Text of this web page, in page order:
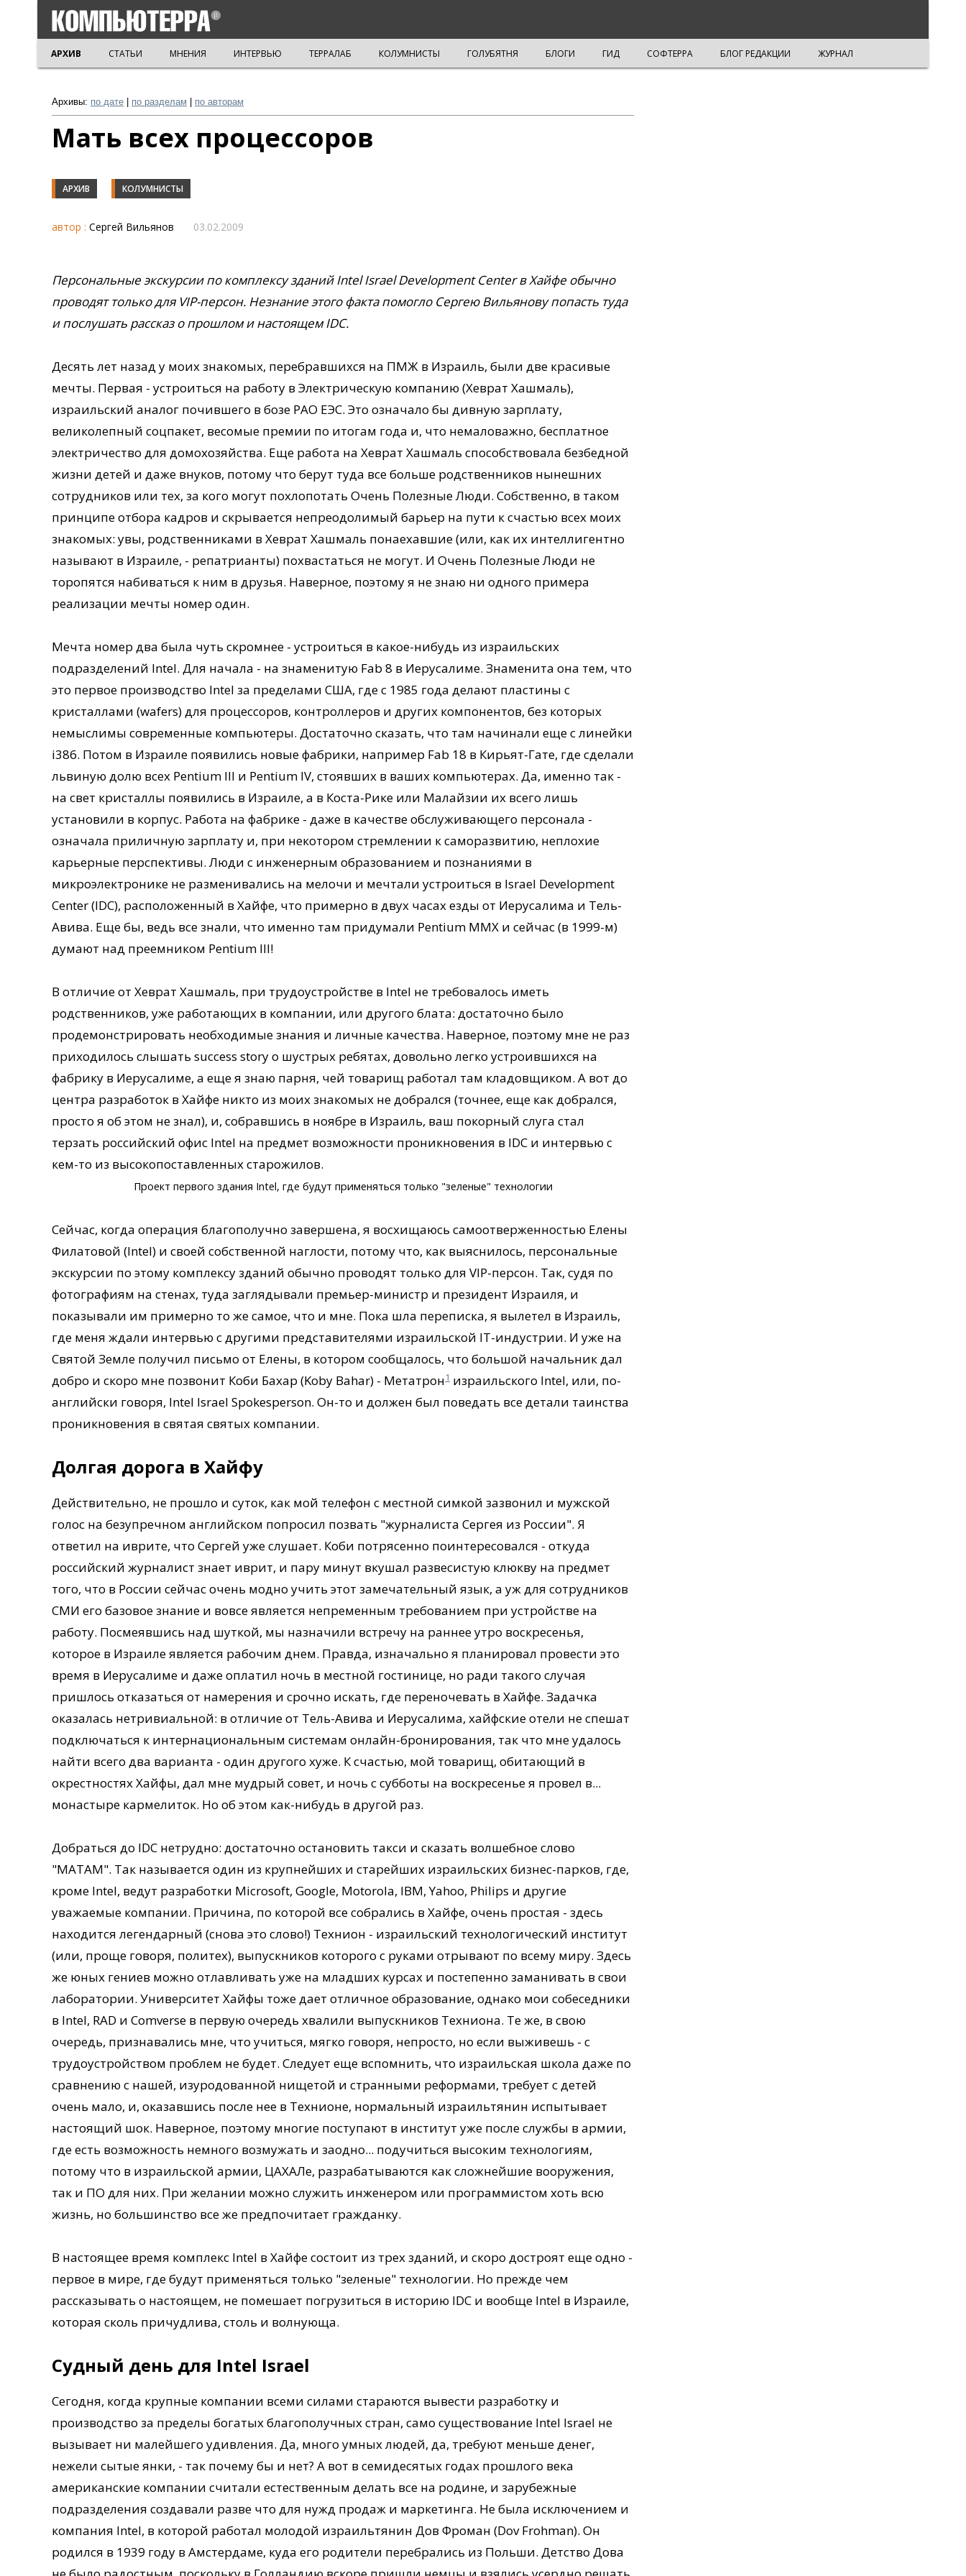
АРХИВ СТАТЬИ МНЕНИЯ ИНТЕРВЬЮ ТЕРРАЛАБ КОЛУМНИСТЫ ГОЛУБЯТНЯ БЛОГИ ГИД СОФТЕРРА БЛОГ РЕДАКЦИИ ЖУРНАЛ
Архивы: по дате по разделам по авторам
Мать всех процессоров
АРХИВ КОЛУМНИСТЫ
автор : Сергей Вильянов 03.02.2009
Персональные экскурсии по комплексу зданий Intel Israel Development Center в Хайфе обычно
проводят только для VIP-персон. Незнание этого факта помогло Сергею Вильянову попасть туда
и послушать рассказ о прошлом и настоящем IDC.
Десять лет назад у моих знакомых, перебравшихся на ПМЖ в Израиль, были две красивые
мечты. Первая - устроиться на работу в Электрическую компанию (Хеврат Хашмаль),
израильский аналог почившего в бозе РАО ЕЭС. Это означало бы дивную зарплату,
великолепный соцпакет, весомые премии по итогам года и, что немаловажно, бесплатное
электричество для домохозяйства. Еще работа на Хеврат Хашмаль способствовала безбедной
жизни детей и даже внуков, потому что берут туда все больше родственников нынешних
сотрудников или тех, за кого могут похлопотать Очень Полезные Люди. Собственно, в таком
принципе отбора кадров и скрывается непреодолимый барьер на пути к счастью всех моих
знакомых: увы, родственниками в Хеврат Хашмаль понаехавшие (или, как их интеллигентно
называют в Израиле, - репатрианты) похвастаться не могут. И Очень Полезные Люди не
торопятся набиваться к ним в друзья. Наверное, поэтому я не знаю ни одного примера
реализации мечты номер один.
Мечта номер два была чуть скромнее - устроиться в какое-нибудь из израильских
подразделений Intel. Для начала - на знаменитую Fab 8 в Иерусалиме. Знаменита она тем, что
это первое производство Intel за пределами США, где с 1985 года делают пластины с
кристаллами (wafers) для процессоров, контроллеров и других компонентов, без которых
немыслимы современные компьютеры. Достаточно сказать, что там начинали еще с линейки
i386. Потом в Израиле появились новые фабрики, например Fab 18 в Кирьят-Гате, где сделали
львиную долю всех Pentium III и Pentium IV, стоявших в ваших компьютерах. Да, именно так -
на свет кристаллы появились в Израиле, а в Коста-Рике или Малайзии их всего лишь
установили в корпус. Работа на фабрике - даже в качестве обслуживающего персонала -
означала приличную зарплату и, при некотором стремлении к саморазвитию, неплохие
карьерные перспективы. Люди с инженерным образованием и познаниями в
микроэлектронике не разменивались на мелочи и мечтали устроиться в Israel Development
Center (IDC), расположенный в Хайфе, что примерно в двух часах езды от Иерусалима и Тель-
Авива. Еще бы, ведь все знали, что именно там придумали Pentium MMX и сейчас (в 1999-м)
думают над преемником Pentium III!
В отличие от Хеврат Хашмаль, при трудоустройстве в Intel не требовалось иметь
родственников, уже работающих в компании, или другого блата: достаточно было
продемонстрировать необходимые знания и личные качества. Наверное, поэтому мне не раз
приходилось слышать success story о шустрых ребятах, довольно легко устроившихся на
фабрику в Иерусалиме, а еще я знаю парня, чей товарищ работал там кладовщиком. А вот до
центра разработок в Хайфе никто из моих знакомых не добрался (точнее, еще как добрался,
просто я об этом не знал), и, собравшись в ноябре в Израиль, ваш покорный слуга стал
терзать российский офис Intel на предмет возможности проникновения в IDC и интервью с
кем-то из высокопоставленных старожилов.
Проект первого здания Intel, где будут применяться только "зеленые" технологии
Сейчас, когда операция благополучно завершена, я восхищаюсь самоотверженностью Елены
Филатовой (Intel) и своей собственной наглости, потому что, как выяснилось, персональные
экскурсии по этому комплексу зданий обычно проводят только для VIP-персон. Так, судя по
фотографиям на стенах, туда заглядывали премьер-министр и президент Израиля, и
показывали им примерно то же самое, что и мне. Пока шла переписка, я вылетел в Израиль,
где меня ждали интервью с другими представителями израильской IT-индустрии. И уже на
Святой Земле получил письмо от Елены, в котором сообщалось, что большой начальник дал
добро и скоро мне позвонит Коби Бахар (Koby Bahar) - Метатрон1 израильского Intel, или, по-
английски говоря, Intel Israel Spokesperson. Он-то и должен был поведать все детали таинства
проникновения в святая святых компании.
Долгая дорога в Хайфу
Действительно, не прошло и суток, как мой телефон с местной симкой зазвонил и мужской
голос на безупречном английском попросил позвать "журналиста Сергея из России". Я
ответил на иврите, что Сергей уже слушает. Коби потрясенно поинтересовался - откуда
российский журналист знает иврит, и пару минут вкушал развесистую клюкву на предмет
того, что в России сейчас очень модно учить этот замечательный язык, а уж для сотрудников
СМИ его базовое знание и вовсе является непременным требованием при устройстве на
работу. Посмеявшись над шуткой, мы назначили встречу на раннее утро воскресенья,
которое в Израиле является рабочим днем. Правда, изначально я планировал провести это
время в Иерусалиме и даже оплатил ночь в местной гостинице, но ради такого случая
пришлось отказаться от намерения и срочно искать, где переночевать в Хайфе. Задачка
оказалась нетривиальной: в отличие от Тель-Авива и Иерусалима, хайфские отели не спешат
подключаться к интернациональным системам онлайн-бронирования, так что мне удалось
найти всего два варианта - один другого хуже. К счастью, мой товарищ, обитающий в
окрестностях Хайфы, дал мне мудрый совет, и ночь с субботы на воскресенье я провел в...
монастыре кармелиток. Но об этом как-нибудь в другой раз.
Добраться до IDC нетрудно: достаточно остановить такси и сказать волшебное слово
"МАТАМ". Так называется один из крупнейших и старейших израильских бизнес-парков, где,
кроме Intel, ведут разработки Microsoft, Google, Motorola, IBM, Yahoo, Philips и другие
уважаемые компании. Причина, по которой все собрались в Хайфе, очень простая - здесь
находится легендарный (снова это слово!) Технион - израильский технологический институт
(или, проще говоря, политех), выпускников которого с руками отрывают по всему миру. Здесь
же юных гениев можно отлавливать уже на младших курсах и постепенно заманивать в свои
лаборатории. Университет Хайфы тоже дает отличное образование, однако мои собеседники
в Intel, RAD и Comverse в первую очередь хвалили выпускников Техниона. Те же, в свою
очередь, признавались мне, что учиться, мягко говоря, непросто, но если выживешь - с
трудоустройством проблем не будет. Следует еще вспомнить, что израильская школа даже по
сравнению с нашей, изуродованной нищетой и странными реформами, требует с детей
очень мало, и, оказавшись после нее в Технионе, нормальный израильтянин испытывает
настоящий шок. Наверное, поэтому многие поступают в институт уже после службы в армии,
где есть возможность немного возмужать и заодно... подучиться высоким технологиям,
потому что в израильской армии, ЦАХАЛе, разрабатываются как сложнейшие вооружения,
так и ПО для них. При желании можно служить инженером или программистом хоть всю
жизнь, но большинство все же предпочитает гражданку.
В настоящее время комплекс Intel в Хайфе состоит из трех зданий, и скоро достроят еще одно -
первое в мире, где будут применяться только "зеленые" технологии. Но прежде чем
рассказывать о настоящем, не помешает погрузиться в историю IDC и вообще Intel в Израиле,
которая сколь причудлива, столь и волнующа.
Судный день для Intel Israel
Сегодня, когда крупные компании всеми силами стараются вывести разработку и
производство за пределы богатых благополучных стран, само существование Intel Israel не
вызывает ни малейшего удивления. Да, много умных людей, да, требуют меньше денег,
нежели сытые янки, - так почему бы и нет? А вот в семидесятых годах прошлого века
американские компании считали естественным делать все на родине, и зарубежные
подразделения создавали разве что для нужд продаж и маркетинга. Не была исключением и
компания Intel, в которой работал молодой израильтянин Дов Фроман (Dov Frohman). Он
родился в 1939 году в Амстердаме, куда его родители перебрались из Польши. Детство Дова